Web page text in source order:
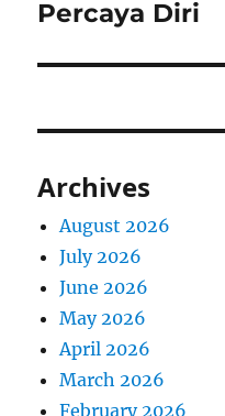
Percaya Diri
Archives
August 2026
July 2026
June 2026
May 2026
April 2026
March 2026
February 2026